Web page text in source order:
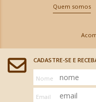
Quem somos
CADASTRE-SE E
Nome
Email